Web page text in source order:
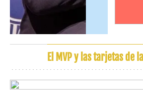
El MVP y las tarjetas de